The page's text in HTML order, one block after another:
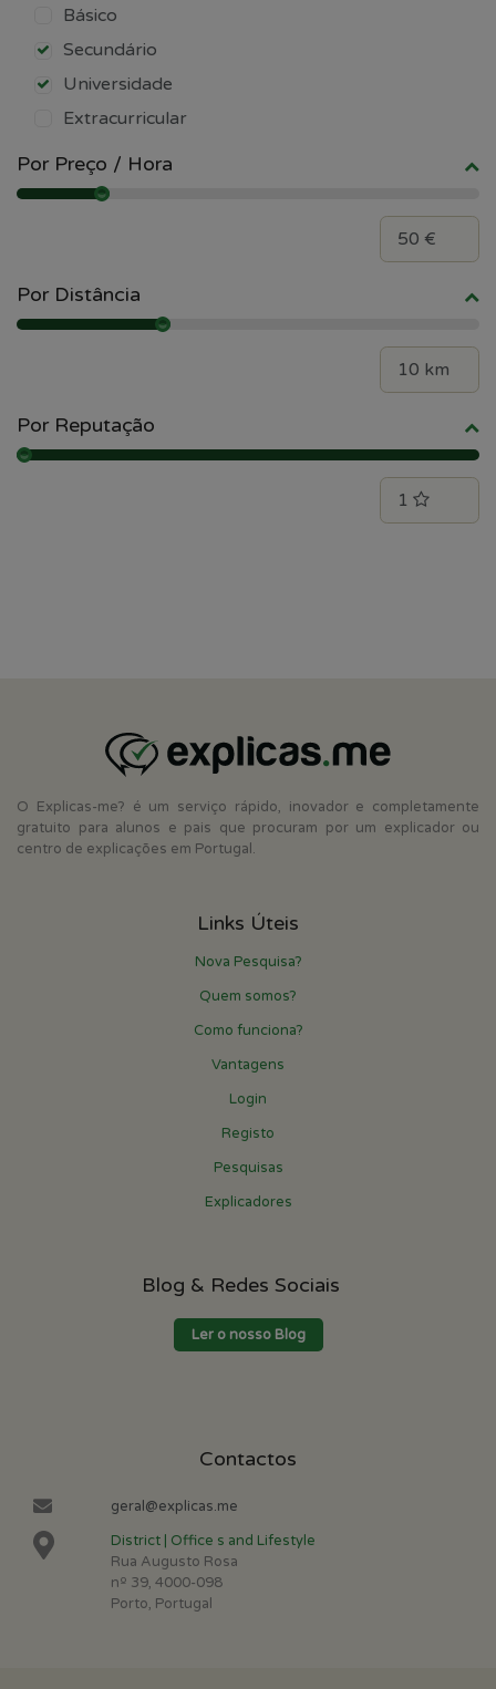
Básico
Secundário
Universidade
Extracurricular
Por Preço / Hora
Por Distância
Por Reputação
O Explicas-me? é um serviço rápido, inovador e completamente
gratuito para alunos e pais que procuram por um explicador ou
centro de explicações em Portugal.
Links Úteis
Nova Pesquisa?
Quem somos?
Como funciona?
Vantagens
Login
Registo
Pesquisas
Explicadores
Blog & Redes Sociais
Ler o nosso Blog
Contactos
geral@explicas.me
District | Office s and Lifestyle
Rua Augusto Rosa
nº 39, 4000-098
Porto, Portugal